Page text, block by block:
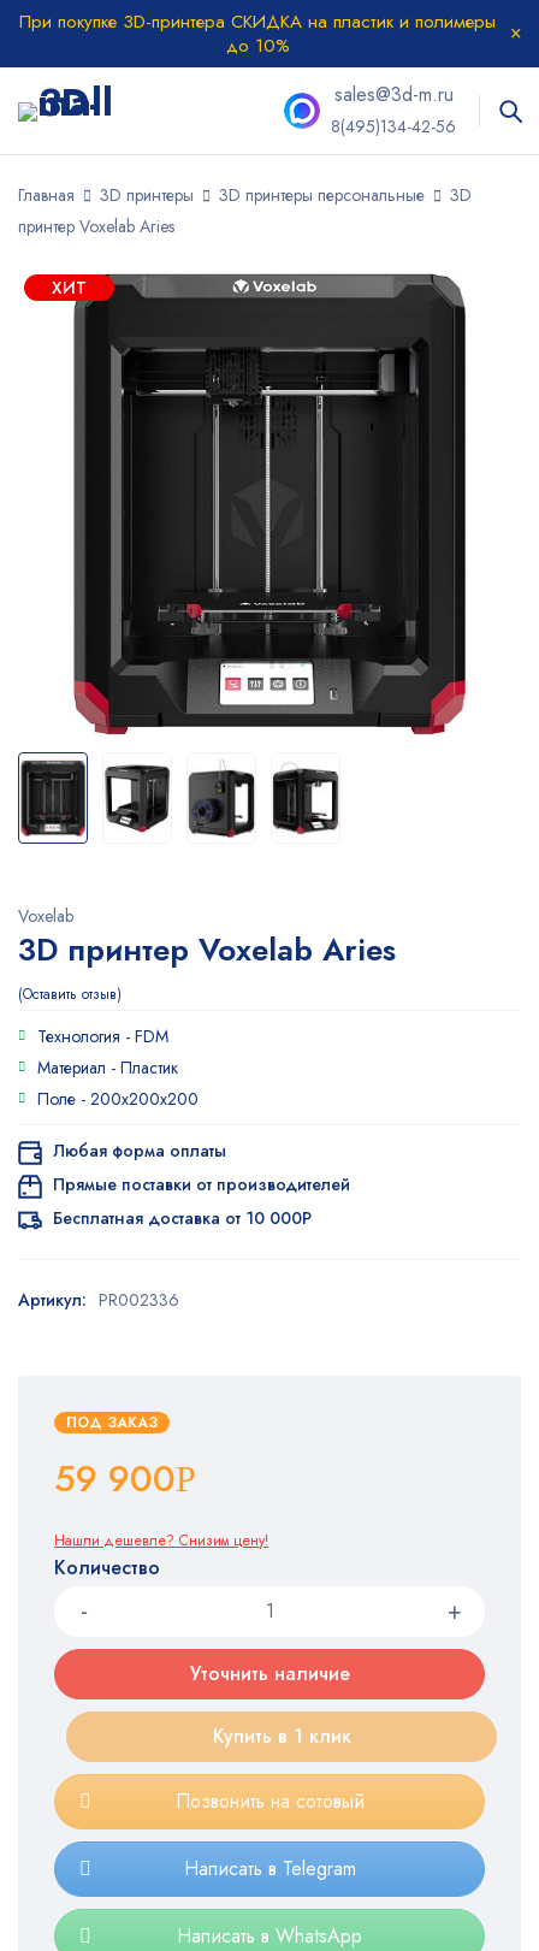
При покупке 3D-принтера СКИДКА на пластик и полимеры
до 10%
sales@3d-m.ru
8(495)134-42-56
Главная 3D принтеры 3D принтеры персональные
3D
принтер Voxelab Aries
ХИТ
Voxelab
3D принтер Voxelab Aries
Оставить отзыв
Технология - FDM
Материал - Пластик
Поле - 200x200x200
ПОД ЗАКАЗ
59 900Р
Нашли дешевле? Снизим цену!
Количество
Уточнить наличие
Купить в 1 клик
Позвонить на сотовый
Написать в Telegram
Написать в WhatsApp
Любая форма оплаты
Прямые поставки от производителей
Бесплатная доставка от 10 000Р
Артикул: PR002336